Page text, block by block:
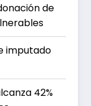
de
imputado
42%